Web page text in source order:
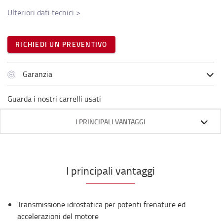
Ulteriori dati tecnici >
RICHIEDI UN PREVENTIVO
Garanzia
Guarda i nostri carrelli usati
I PRINCIPALI VANTAGGI
I principali vantaggi
Transmissione idrostatica per potenti frenature ed
accelerazioni del motore